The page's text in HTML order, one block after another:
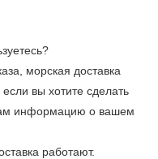
морская доставка
вы хотите сделать
информацию о вашем
работают.